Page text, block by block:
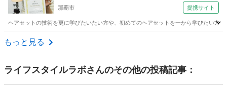
校】お仕事しながら学べる♪）
那覇市 提携サイト
ヘアセットの技術を更に学びたいたい方や、初めてのヘアセットを一から学びたい方
沖縄 那覇市
もっと見る
ライフスタイルラボさんのその他の投稿記事：